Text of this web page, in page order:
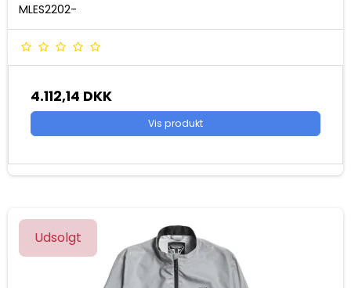
MLES2202-
4.112,14 DKK
Vis produkt
Udsolgt